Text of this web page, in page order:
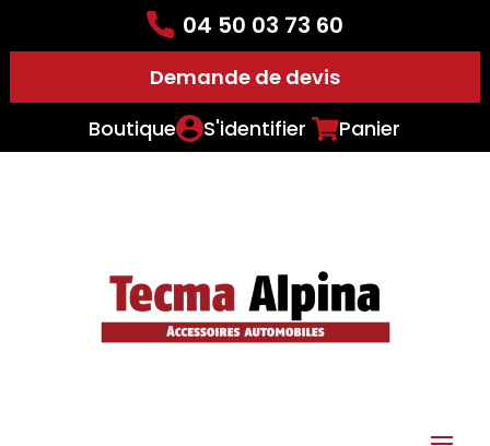
04 50 03 73 60
Demande de devis
Boutique
S'identifier Panier